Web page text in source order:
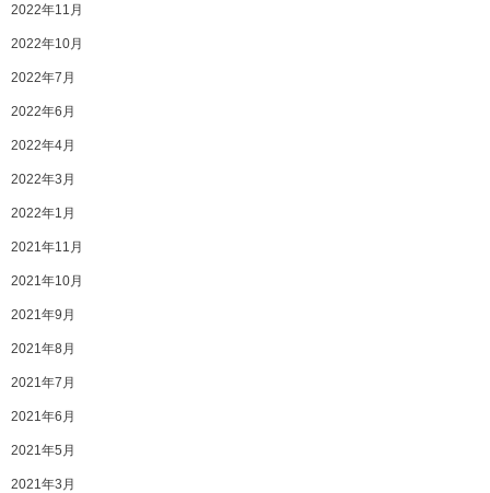
2022年11月
2022年10月
2022年7月
2022年6月
2022年4月
2022年3月
2022年1月
2021年11月
2021年10月
2021年9月
2021年8月
2021年7月
2021年6月
2021年5月
2021年3月